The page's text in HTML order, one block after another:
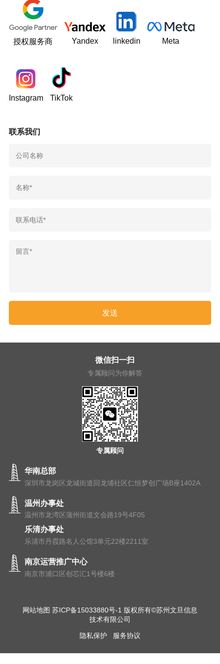
授权服务商 Yandex linkedin Meta
Instagram TikTok
联系我们
专属顾问
微信扫一扫
专属顾问为你解答
华南总部
深圳市龙岗区龙城街道回龙埔社区仁恒梦创广场B座1402A
温州办事处
温州市⻰湾区蒲州街道⽂会路19号4F05
乐清办事处
乐清市丹霞路名人公馆3单元22楼2211室
南京运营推广中心
南京市浦⼝区创芯汇1号楼6楼
网站地图 苏ICP备15033880号-1 版权所有©苏州文旦信息
技术有限公司
隐私保护 服务协议